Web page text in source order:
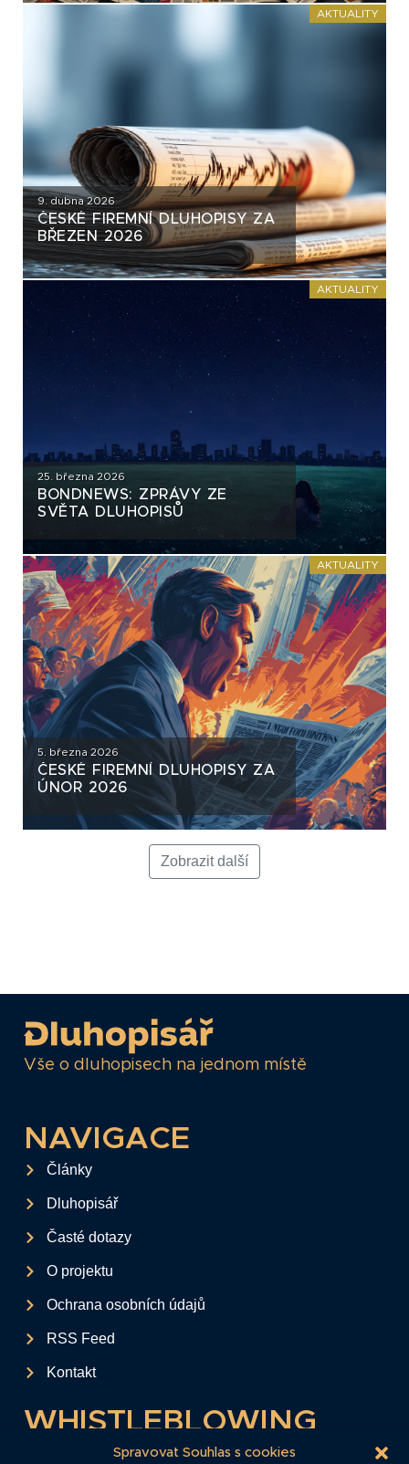
Spravovat Souhlas s cookies
AKTUALITY
9. dubna 2026
ČESKÉ FIREMNÍ DLUHOPISY ZA
BŘEZEN 2026
AKTUALITY
25. března 2026
BONDNEWS: ZPRÁVY ZE
SVĚTA DLUHOPISŮ
AKTUALITY
5. března 2026
ČESKÉ FIREMNÍ DLUHOPISY ZA
ÚNOR 2026
Zobrazit další
Vše o dluhopisech na jednom místě
NAVIGACE
Články
Dluhopisář
Časté dotazy
O projektu
Ochrana osobních údajů
RSS Feed
Kontakt
WHISTLEBLOWING
Tento formulář slouží k anonymnímu zaslání